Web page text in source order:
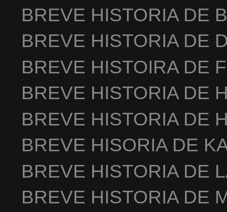
BREVE HISTORIA DE
BREVE HISTORIA DE
BREVE HISTOIRA DE
BREVE HISTORIA DE
BREVE HISTORIA DE
BREVE HISORIA DE
BREVE HISTORIA DE
BREVE HISTORIA DE